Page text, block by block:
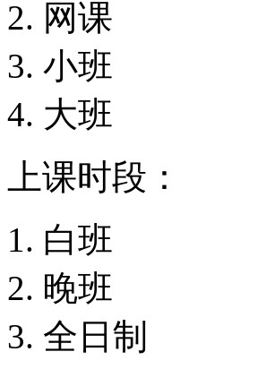
网课
小班
大班
上课时段：
白班
晚班
全日制